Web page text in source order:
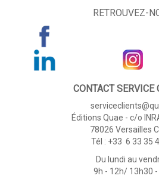
RETROUVEZ-
CONTACT SERVICE
Éditions Quae - c/o
78026 Versailles
Tél : +33 6 33 35
Du lundi au
9h - 12h/ 13h30 -